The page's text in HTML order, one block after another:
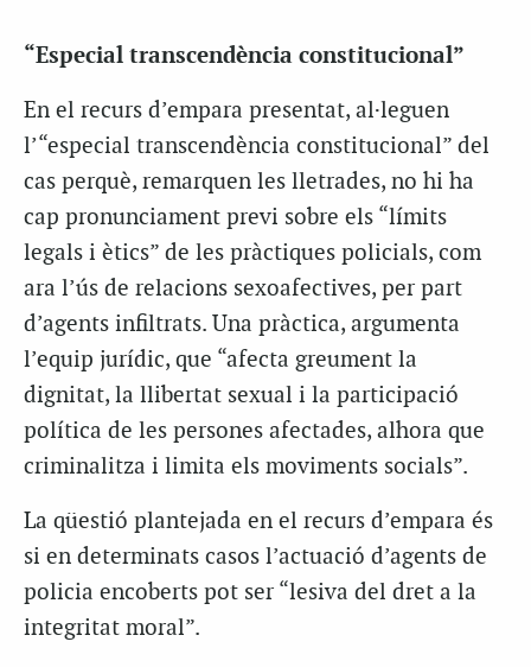
“Especial transcendència constitucional”
En el recurs d’empara presentat, al·leguen
l’“especial transcendència constitucional” del
cas perquè, remarquen les lletrades, no hi ha
cap pronunciament previ sobre els “límits
legals i ètics” de les pràctiques policials, com
ara l’ús de relacions sexoafectives, per part
d’agents infiltrats. Una pràctica, argumenta
l’equip jurídic, que “afecta greument la
dignitat, la llibertat sexual i la participació
política de les persones afectades, alhora que
criminalitza i limita els moviments socials”.
La qüestió plantejada en el recurs d’empara és
si en determinats casos l’actuació d’agents de
policia encoberts pot ser “lesiva del dret a la
integritat moral”.